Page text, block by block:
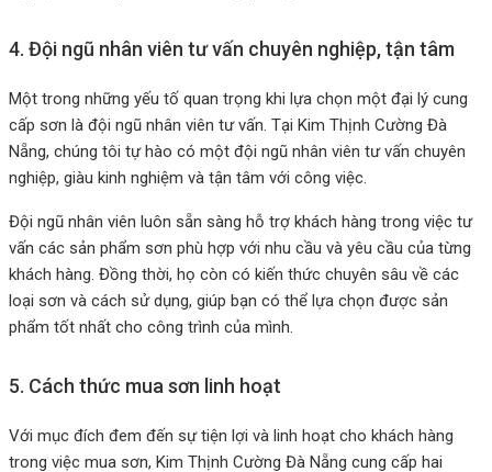
4. Đội ngũ nhân viên tư vấn chuyên nghiệp, tận tâm
Một trong những yếu tố quan trọng khi lựa chọn một đại lý cung
cấp sơn là đội ngũ nhân viên tư vấn. Tại Kim Thịnh Cường Đà
Nẵng, chúng tôi tự hào có một đội ngũ nhân viên tư vấn chuyên
nghiệp, giàu kinh nghiệm và tận tâm với công việc.
Đội ngũ nhân viên luôn sẵn sàng hỗ trợ khách hàng trong việc tư
vấn các sản phẩm sơn phù hợp với nhu cầu và yêu cầu của từng
khách hàng. Đồng thời, họ còn có kiến thức chuyên sâu về các
loại sơn và cách sử dụng, giúp bạn có thể lựa chọn được sản
phẩm tốt nhất cho công trình của mình.
5. Cách thức mua sơn linh hoạt
Với mục đích đem đến sự tiện lợi và linh hoạt cho khách hàng
trong việc mua sơn, Kim Thịnh Cường Đà Nẵng cung cấp hai